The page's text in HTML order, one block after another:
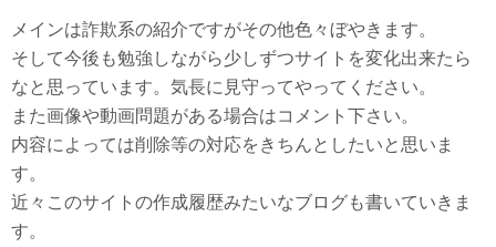
メインは詐欺系の紹介ですがその他色々ぼやきます。
そして今後も勉強しながら少しずつサイトを変化出来たら
なと思っています。気長に見守ってやってください。
また画像や動画問題がある場合はコメント下さい。
内容によっては削除等の対応をきちんとしたいと思いま
す。
近々このサイトの作成履歴みたいなブログも書いていきま
す。